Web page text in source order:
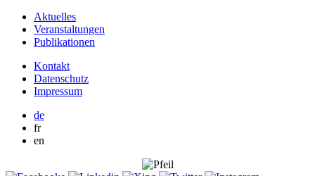
Aktuelles
Veranstaltungen
Publikationen
Kontakt
Datenschutz
Impressum
de
fr
en